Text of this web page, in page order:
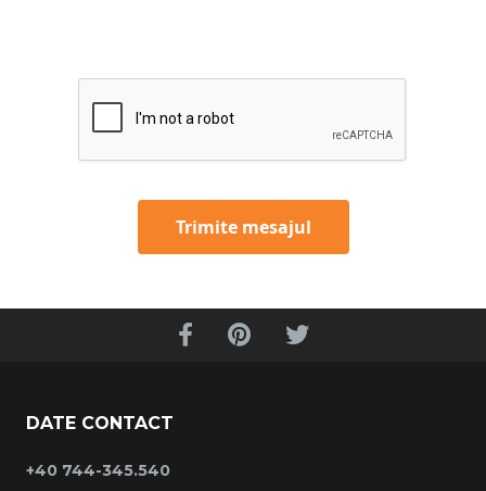
Trimite mesajul
DATE CONTACT
+40 744-345.540